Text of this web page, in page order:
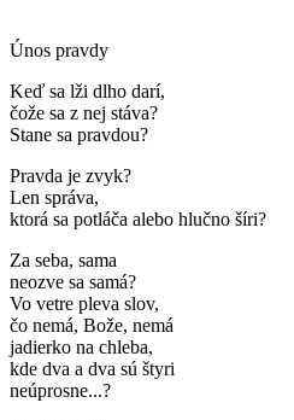
Únos pravdy
Keď sa lži dlho darí,
čože sa z nej stáva?
Stane sa pravdou?
Pravda je zvyk?
Len správa,
ktorá sa potláča alebo hlučno šíri?
Za seba, sama
neozve sa samá?
Vo vetre pleva slov,
čo nemá, Bože, nemá
jadierko na chleba,
kde dva a dva sú štyri
neúprosne...?